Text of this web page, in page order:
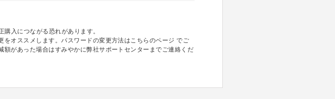
入につながる恐れがあります。
オススメします。パスワードの変更方法はこちらのページ でご
があった場合はすみやかに弊社サポートセンターまでご連絡くだ